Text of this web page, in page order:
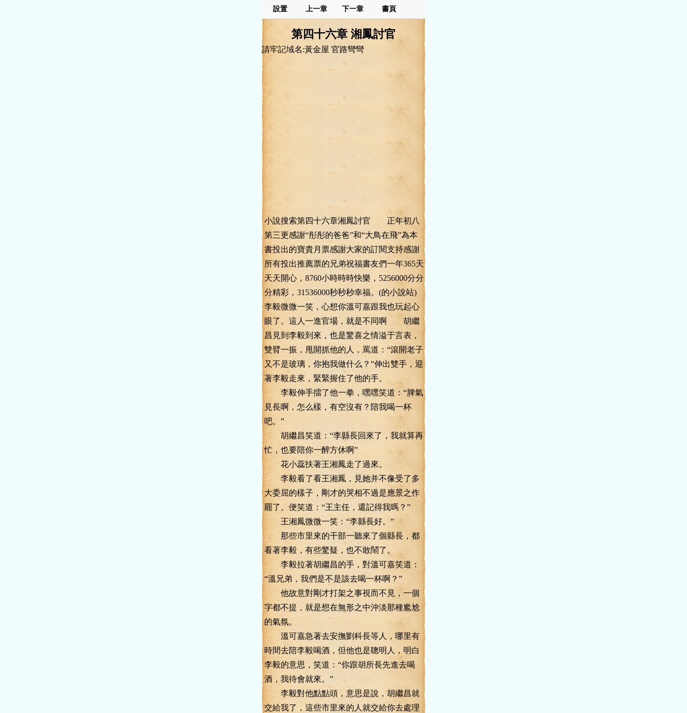
設置 上一章 下一章 書頁
第四十六章 湘鳳討官
請牢記域名:黃金屋 官路彎彎
小說搜索第四十六章湘鳳討官 正年初八
第三更感謝“彤彤的爸爸”和“大鳥在飛”為本
書投出的寶貴月票感謝大家的訂閱支持感謝
所有投出推薦票的兄弟祝福書友們一年365天
天天開心，8760小時時時快樂，5256000分分
分精彩，31536000秒秒秒幸福。(的小說站)
李毅微微一笑，心想你溫可嘉跟我也玩起心
眼了。這人一進官場，就是不同啊 胡繼
昌見到李毅到來，也是驚喜之情溢于言表，
雙臂一振，甩開抓他的人，罵道：“滾開老子
又不是玻璃，你抱我做什么？”伸出雙手，迎
著李毅走來，緊緊握住了他的手。
李毅伸手擂了他一拳，嘿嘿笑道：“脾氣
見長啊，怎么樣，有空沒有？陪我喝一杯
吧。”
胡繼昌笑道：“李縣長回來了，我就算再
忙，也要陪你一醉方休啊”
花小蕊扶著王湘鳳走了過來。
李毅看了看王湘鳳，見她并不像受了多
大委屈的樣子，剛才的哭相不過是應景之作
罷了。便笑道：“王主任，還記得我嗎？”
王湘鳳微微一笑：“李縣長好。”
那些市里來的干部一聽來了個縣長，都
看著李毅，有些驚疑，也不敢鬧了。
李毅拉著胡繼昌的手，對溫可嘉笑道：
“溫兄弟，我們是不是該去喝一杯啊？”
他故意對剛才打架之事視而不見，一個
字都不提，就是想在無形之中沖淡那種尷尬
的氣氛。
溫可嘉急著去安撫劉科長等人，哪里有
時間去陪李毅喝酒，但他也是聰明人，明白
李毅的意思，笑道：“你跟胡所長先進去喝
酒，我待會就來。”
李毅對他點點頭，意思是說，胡繼昌就
交給我了，這些市里來的人就交給你去處理